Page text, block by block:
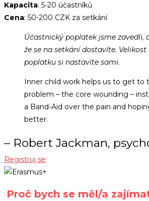
Kapacita: 5-20 účastníků
Cena: 50-200 CZK za setkání
Účastnický poplatek jsme zavedli,
že se na setkání dostavíte.
poplatku si nastavíte sami.
Inner child work helps us to get to
problem – the core wounding –
a Band-Aid over the pain and
better.
– Robert Jackman,
Registruj se
Proč bych se měl/a